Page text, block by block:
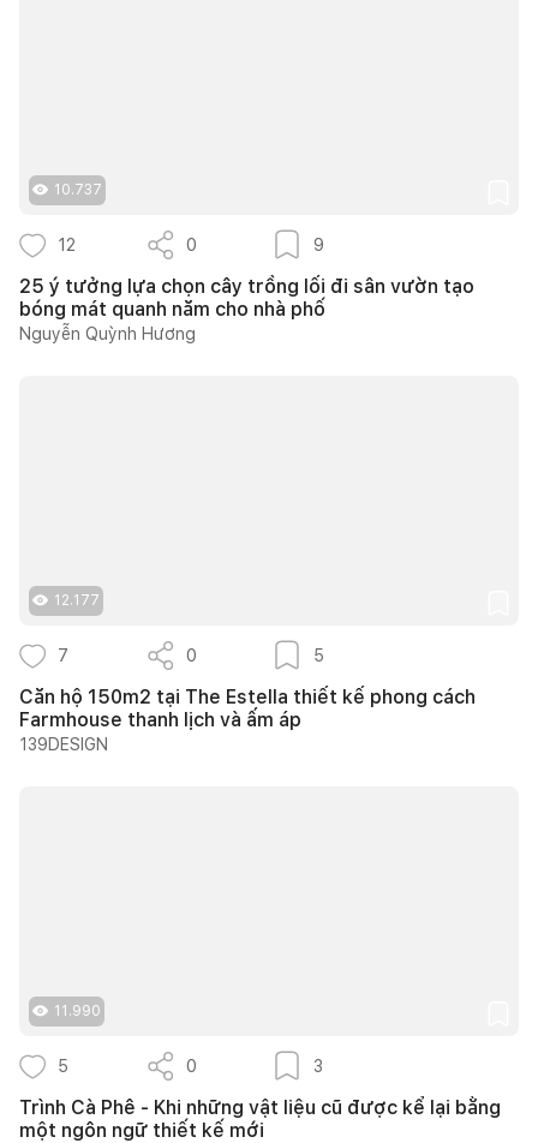
10.737
12 0 9
25 ý tưởng lựa chọn cây trồng lối đi sân vườn tạo
bóng mát quanh năm cho nhà phố
Nguyễn Quỳnh Hương
12.177
7 0 5
Căn hộ 150m2 tại The Estella thiết kế phong cách
Farmhouse thanh lịch và ấm áp
139DESIGN
11.990
5 0 3
Trình Cà Phê - Khi những vật liệu cũ được kể lại bằng
một ngôn ngữ thiết kế mới